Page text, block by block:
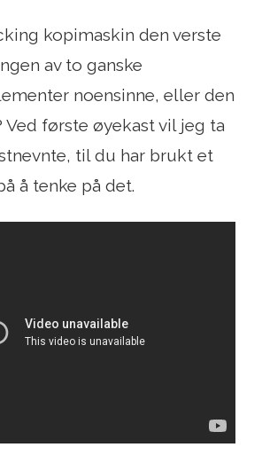
kopimaskin den verste
av to ganske
noensinne, eller den
Ved første øyekast vil jeg ta
til du har brukt et
å tenke på det.